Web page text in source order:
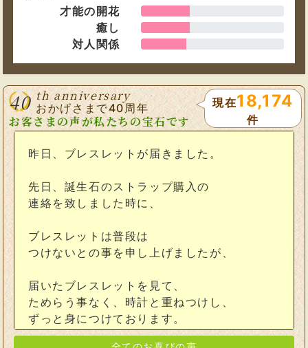
才能の開花
癒し
対人関係
40 th anniversary
おかげさまで40周年
お客さまの声が私たちの宝石です
現在18,174
件
昨日、ブレスレットが届きました。
先日、誕生石のストラップ購入の
連絡を致しました時に、
ブレスレットは普段は
つけないとの事を申し上げましたが、
届いたブレスレットを見て、
ためらう事なく、時計と重ねつけし、
ずっと身につけております。